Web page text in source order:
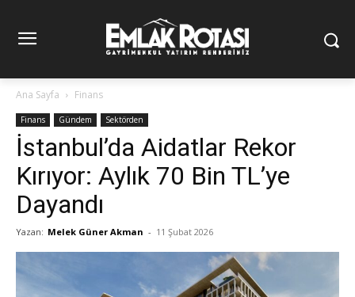
Ana Sayfa Finans
Finans Gündem Sektörden
İstanbul’da Aidatlar Rekor
Kırıyor: Aylık 70 Bin TL’ye
Dayandı
Yazan: Melek Güner Akman - 11 Şubat 2026